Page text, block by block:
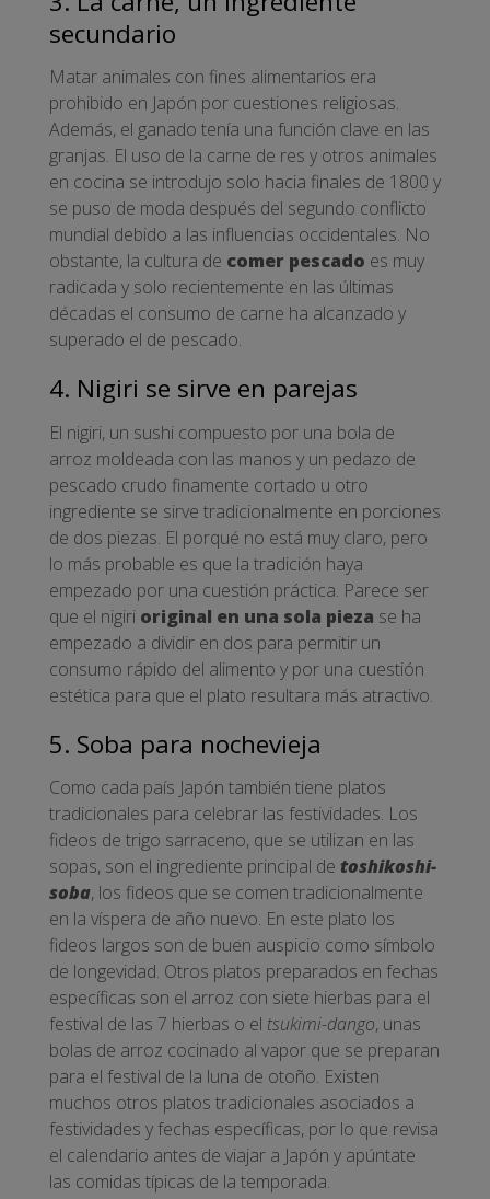
secundario
Matar animales con fines alimentarios era
prohibido en Japón por cuestiones religiosas.
Además, el ganado tenía una función clave en las
granjas. El uso de la carne de res y otros animales
en cocina se introdujo solo hacia finales de 1800 y
se puso de moda después del segundo conflicto
mundial debido a las influencias occidentales. No
obstante, la cultura de comer pescado es muy
radicada y solo recientemente en las últimas
décadas el consumo de carne ha alcanzado y
superado el de pescado.
4. Nigiri se sirve en parejas
El nigiri, un sushi compuesto por una bola de
arroz moldeada con las manos y un pedazo de
pescado crudo finamente cortado u otro
ingrediente se sirve tradicionalmente en porciones
de dos piezas. El porqué no está muy claro, pero
lo más probable es que la tradición haya
empezado por una cuestión práctica. Parece ser
que el nigiri original en una sola pieza se ha
empezado a dividir en dos para permitir un
consumo rápido del alimento y por una cuestión
estética para que el plato resultara más atractivo.
5. Soba para nochevieja
Como cada país Japón también tiene platos
tradicionales para celebrar las festividades. Los
fideos de trigo sarraceno, que se utilizan en las
sopas, son el ingrediente principal de toshikoshi-
soba, los fideos que se comen tradicionalmente
en la víspera de año nuevo. En este plato los
fideos largos son de buen auspicio como símbolo
de longevidad. Otros platos preparados en fechas
específicas son el arroz con siete hierbas para el
festival de las 7 hierbas o el tsukimi-dango, unas
bolas de arroz cocinado al vapor que se preparan
para el festival de la luna de otoño. Existen
muchos otros platos tradicionales asociados a
festividades y fechas específicas, por lo que revisa
el calendario antes de viajar a Japón y apúntate
las comidas típicas de la temporada.